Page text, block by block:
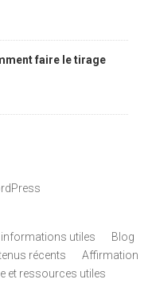
faire le tirage
informations utiles
Blog
récents
Affirmation
et ressources utiles